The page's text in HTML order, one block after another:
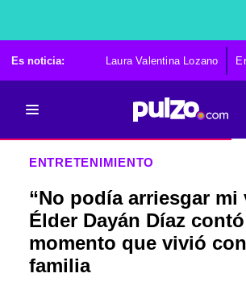
Es noticia: Laura Valentina Lozano
ENTRETENIMIENTO
“No podía arriesgar mi
Élder Dayán Díaz
momento que vivió
familia